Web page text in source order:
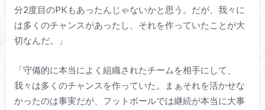
分2度目のPKもあったんじゃないかと思う。だが、我々に
は多くのチャンスがあったし、それを作っていたことが大
切なんだ。」
「守備的に本当によく組織されたチームを相手にして、
我々は多くのチャンスを作っていた。まぁそれを活かせな
かったのは事実だが、フットボールでは継続が本当に大事